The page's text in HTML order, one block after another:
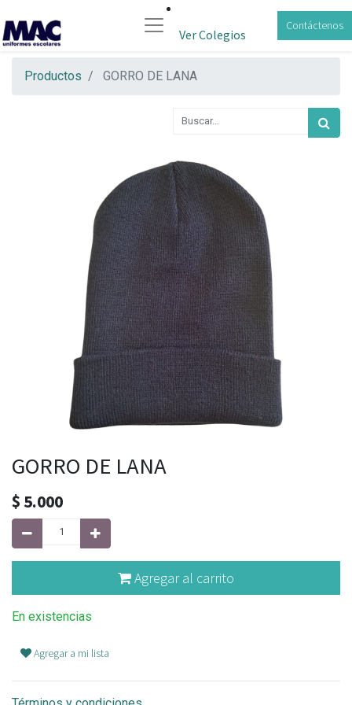
Ver Colegios
Contáctenos
Productos GORRO DE LANA
GORRO DE LANA
$ 5.000
Agregar al carrito
En existencias
Agregar a mi lista